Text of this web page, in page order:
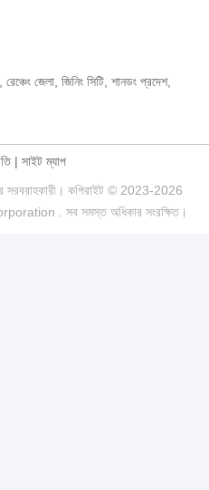
জেলা, জিনিং সিটি, শানডং প্রদেশ,
| সাইট ম্যাপ
সরবরাহকারী। কপিরাইট © 2023-2026
. সব সমস্ত অধিকার সংরক্ষিত।